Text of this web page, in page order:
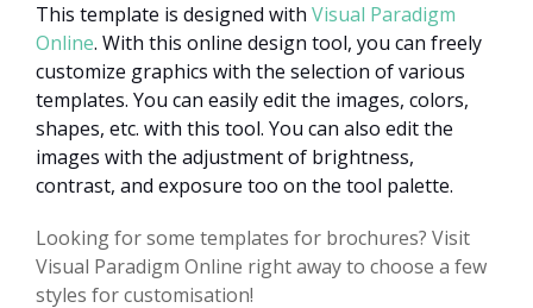
This template is designed with Visual Paradigm
Online. With this online design tool, you can freely
customize graphics with the selection of various
templates. You can easily edit the images, colors,
shapes, etc. with this tool. You can also edit the
images with the adjustment of brightness,
contrast, and exposure too on the tool palette.
Looking for some templates for brochures? Visit
Visual Paradigm Online right away to choose a few
styles for customisation!